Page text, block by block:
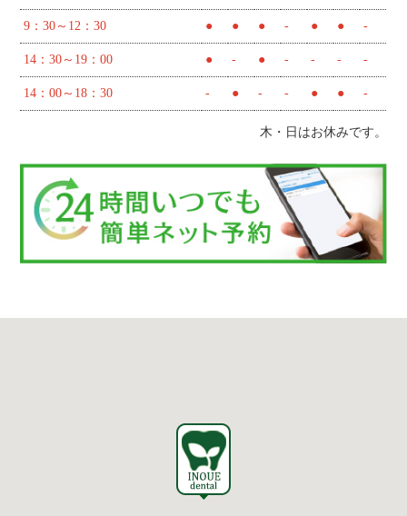
9：30～12：30 ● ● ● - ● ● -
14：30～19：00 ● - ● - - - -
14：00～18：30 - ● - - ● ● -
木・日はお休みです。